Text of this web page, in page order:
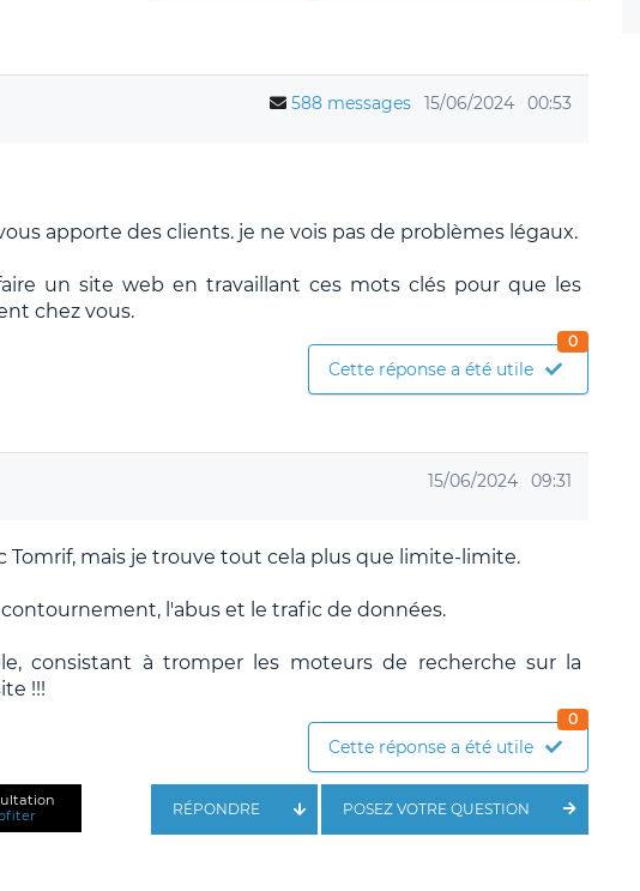
588 messages 15/06/2024 00:53
apporte des clients. je ne vois pas de problèmes légaux.
un site web en travaillant ces mots clés pour que les
chez vous.
Cette réponse a été utile
0
15/06/2024 09:31
Tomrif, mais je trouve tout cela plus que limite-limite.
l'abus et le trafic de données.
consistant à tromper les moteurs de recherche sur la
!!!
Cette réponse a été utile
0
POSEZ VOTRE QUESTION
RÉPONDRE